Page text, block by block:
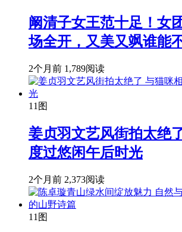
阚清子女王范十足！女
场全开，又美又飒谁能
2个月前 1,789阅读
11图
姜贞羽文艺风街拍太绝
度过悠闲午后时光
2个月前 2,373阅读
11图